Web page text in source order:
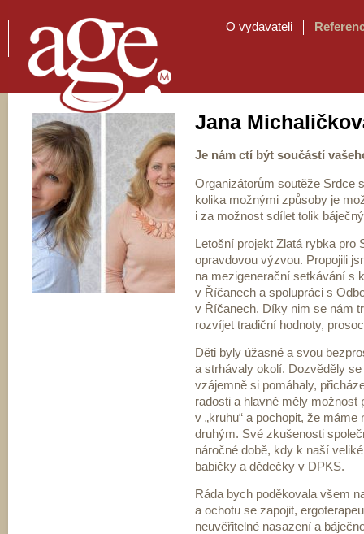
O vydavateli
Jana
Je nám ctí být součástí
Organizátorům soutěže Srdce
kolika možnými způsoby je
i za možnost sdílet tolik
Letošní projekt Zlatá rybka pro
opravdovou výzvou. Propojili
na mezigenerační setkávání s
v Říčanech a spolupráci s
v Říčanech. Díky nim se nám
rozvíjet tradiční hodnoty,
Děti byly úžasné a svou
a strhávaly okolí. Dozvěděly
vzájemně si pomáhaly,
radosti a hlavně měly
v „kruhu“ a pochopit, že
druhým. Své zkušenosti
náročné době, kdy k naší
babičky a dědečky v DPKS.
Ráda bych poděkovala všem
a ochotu se zapojit,
neuvěřitelné nasazení a